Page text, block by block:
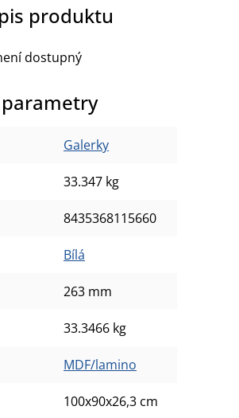
produktu
dostupný
Galerky
33.347 kg
8435368115660
Bílá
263 mm
33.3466 kg
MDF/lamino
100x90x26,3 cm